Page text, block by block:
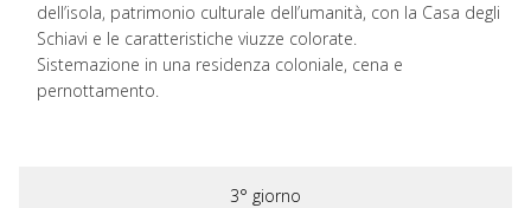
dell’isola, patrimonio culturale dell’umanità, con la Casa degli
Schiavi e le caratteristiche viuzze colorate.
Sistemazione in una residenza coloniale, cena e
pernottamento.
3° giorno